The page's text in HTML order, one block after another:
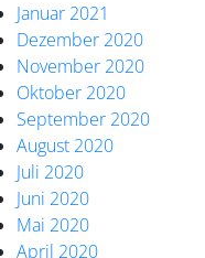
Januar 2021
Dezember 2020
November 2020
Oktober 2020
September 2020
August 2020
Juli 2020
Juni 2020
Mai 2020
April 2020